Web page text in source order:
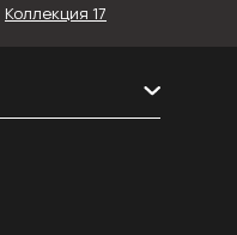
Коллекция 17